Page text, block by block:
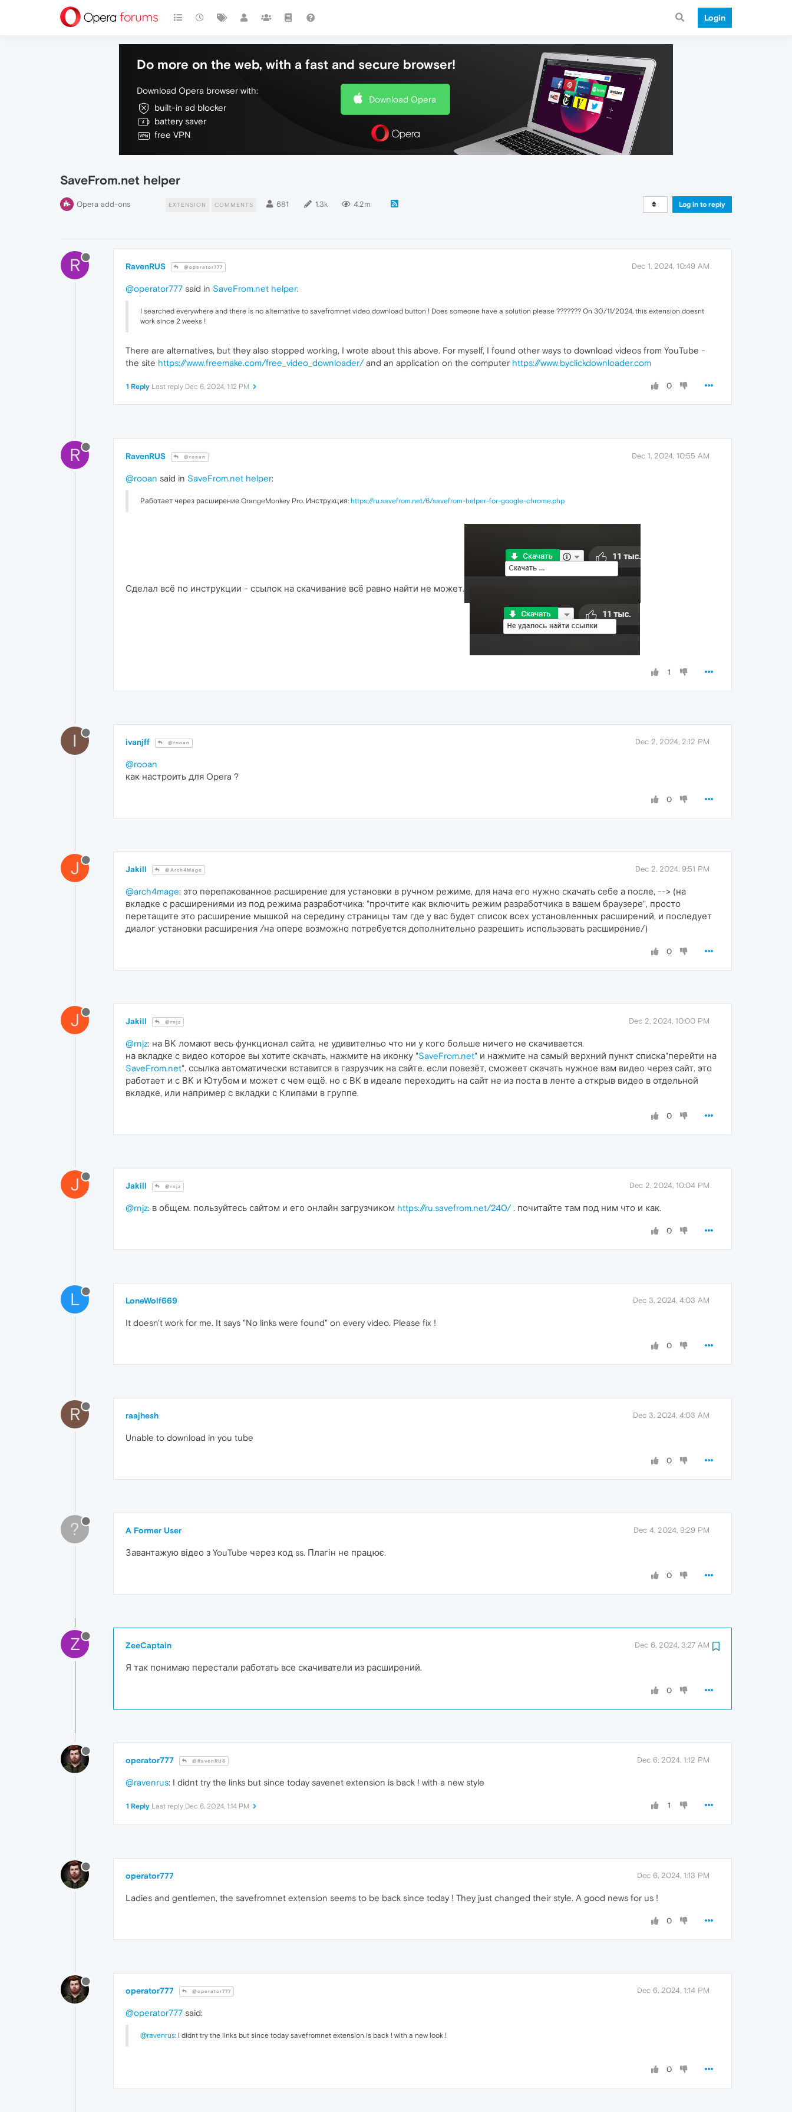
Login
Do more on the web, with a fast and secure browser!
Download Opera browser with:
built-in ad blocker
battery saver
free VPN
Download Opera
SaveFrom.net helper
Opera add-ons EXTENSION COMMENTS 681 1.3k 4.2m Log in to reply
R RavenRUS @operator777 Dec 1, 2024, 10:49 AM
@operator777 said in SaveFrom.net helper:
I searched everywhere and there is no alternative to savefromnet video download button ! Does someone have a solution please ??????? On 30/11/2024, this extension doesnt
work since 2 weeks !
There are alternatives, but they also stopped working, I wrote about this above. For myself, I found other ways to download videos from YouTube -
the site https://www.freemake.com/free_video_downloader/and an application on the computer https://www.byclickdownloader.com
0
1 Reply Last reply Dec 6, 2024, 1:12 PM
R RavenRUS @rooan Dec 1, 2024, 10:55 AM
@rooan said in SaveFrom.net helper:
Работает через расширение OrangeMonkey Pro. Инструкция: https://ru.savefrom.net/6/savefrom-helper-for-google-chrome.php
Сделал всё по инструкции - ссылок на скачивание всё равно найти не может.
1
I ivanjff @rooan Dec 2, 2024, 2:12 PM
@rooan
как настроить для Opera ?
0
J Jakill @Arch4Mage Dec 2, 2024, 9:51 PM
@arch4mage: это перепакованное расширение для установки в ручном режиме, для нача его нужно скачать себе а после, --> (на
вкладке с расширениями из под режима разработчика: "прочтите как включить режим разработчика в вашем браузере", просто
перетащите это расширение мышкой на середину страницы там где у вас будет список всех установленных расширений, и последует
диалог установки расширения /на опере возможно потребуется дополнительно разрешить использовать расширение/)
0
J Jakill @rnjz Dec 2, 2024, 10:00 PM
@rnjz: на ВК ломают весь функционал сайта, не удивителньо что ни у кого больше ничего не скачивается.
на вкладке с видео которое вы хотите скачать, нажмите на иконку "SaveFrom.net" и нажмите на самый верхний пункт списка"перейти на
SaveFrom.net". ссылка автоматически вставится в газрузчик на сайте. если повезёт, сможеет скачать нужное вам видео через сайт. это
работает и с ВК и Ютубом и может с чем ещё. но с ВК в идеале переходить на сайт не из поста в ленте а открыв видео в отдельной
вкладке, или например с вкладки с Клипами в группе.
0
J Jakill @rnjz Dec 2, 2024, 10:04 PM
@rnjz: в общем. пользуйтесь сайтом и его онлайн загрузчиком https://ru.savefrom.net/240/. почитайте там под ним что и как.
0
L LoneWolf669 Dec 3, 2024, 4:03 AM
It doesn't work for me. It says "No links were found" on every video. Please fix !
0
R raajhesh Dec 3, 2024, 4:03 AM
Unable to download in you tube
0
? A Former User Dec 4, 2024, 9:29 PM
Завантажую відео з YouTube через код ss. Плагін не працює.
0
Z ZeeCaptain Dec 6, 2024, 3:27 AM
Я так понимаю перестали работать все скачиватели из расширений.
0
operator777 @RavenRUS Dec 6, 2024, 1:12 PM
@ravenrus: I didnt try the links but since today savenet extension is back ! with a new style
1
1 Reply Last reply Dec 6, 2024, 1:14 PM
operator777 Dec 6, 2024, 1:13 PM
Ladies and gentlemen, the savefromnet extension seems to be back since today ! They just changed their style. A good news for us !
0
operator777 @operator777 Dec 6, 2024, 1:14 PM
@operator777 said:
@ravenrus: I didnt try the links but since today savefromnet extension is back ! with a new look !
0